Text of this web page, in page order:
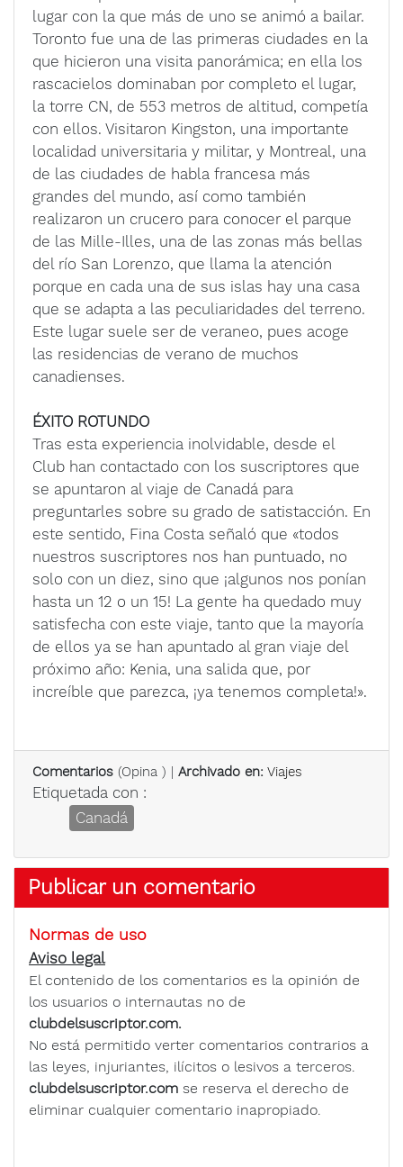
lugar con la que más de uno se animó a bailar.
Toronto fue una de las primeras ciudades en la
que hicieron una visita panorámica; en ella los
rascacielos dominaban por completo el lugar,
la torre CN, de 553 metros de altitud, competía
con ellos. Visitaron Kingston, una importante
localidad universitaria y militar, y Montreal, una
de las ciudades de habla francesa más
grandes del mundo, así como también
realizaron un crucero para conocer el parque
de las Mille-Illes, una de las zonas más bellas
del río San Lorenzo, que llama la atención
porque en cada una de sus islas hay una casa
que se adapta a las peculiaridades del terreno.
Este lugar suele ser de veraneo, pues acoge
las residencias de verano de muchos
canadienses.
ÉXITO ROTUNDO
Tras esta experiencia inolvidable, desde el
Club han contactado con los suscriptores que
se apuntaron al viaje de Canadá para
preguntarles sobre su grado de satistacción. En
este sentido, Fina Costa señaló que «todos
nuestros suscriptores nos han puntuado, no
solo con un diez, sino que ¡algunos nos ponían
hasta un 12 o un 15! La gente ha quedado muy
satisfecha con este viaje, tanto que la mayoría
de ellos ya se han apuntado al gran viaje del
próximo año: Kenia, una salida que, por
increíble que parezca, ¡ya tenemos completa!».
Comentarios (Opina ) | Archivado en: Viajes
Etiquetada con :
Canadá
Publicar un comentario
Normas de uso
Aviso legal
El contenido de los comentarios es la opinión de
los usuarios o internautas no de
clubdelsuscriptor.com.
No está permitido verter comentarios contrarios a
las leyes, injuriantes, ilícitos o lesivos a terceros.
clubdelsuscriptor.com se reserva el derecho de
eliminar cualquier comentario inapropiado.